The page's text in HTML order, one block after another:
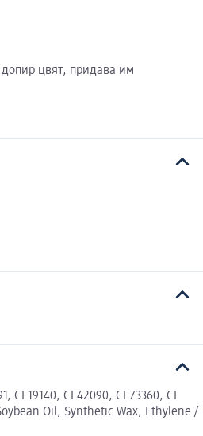
допир цвят, придава им
19140, CI 42090, CI 73360, CI
Oil, Synthetic Wax, Ethylene /